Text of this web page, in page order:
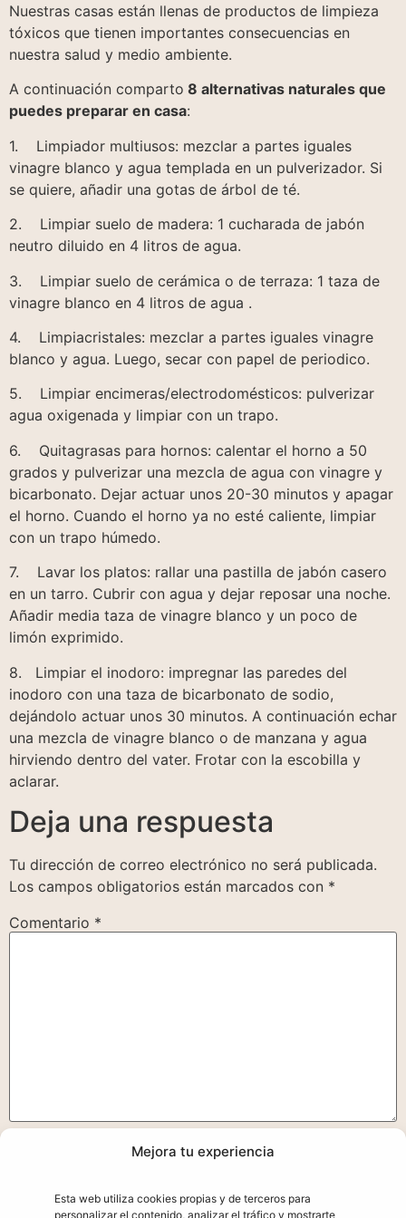
Mejora tu experiencia
Esta web utiliza cookies propias y de terceros para
personalizar el contenido, analizar el tráfico y mostrarte
Nuestras casas están llenas de productos de limpieza
tóxicos que tienen importantes consecuencias en
nuestra salud y medio ambiente.
A continuación comparto 8 alternativas naturales que
puedes preparar en casa:
1. Limpiador multiusos: mezclar a partes iguales
vinagre blanco y agua templada en un pulverizador. Si
se quiere, añadir una gotas de árbol de té.
2. Limpiar suelo de madera: 1 cucharada de jabón
neutro diluido en 4 litros de agua.
3. Limpiar suelo de cerámica o de terraza: 1 taza de
vinagre blanco en 4 litros de agua .
4. Limpiacristales: mezclar a partes iguales vinagre
blanco y agua. Luego, secar con papel de periodico.
5. Limpiar encimeras/electrodomésticos: pulverizar
agua oxigenada y limpiar con un trapo.
6. Quitagrasas para hornos: calentar el horno a 50
grados y pulverizar una mezcla de agua con vinagre y
bicarbonato. Dejar actuar unos 20-30 minutos y apagar
el horno. Cuando el horno ya no esté caliente, limpiar
con un trapo húmedo.
7. Lavar los platos: rallar una pastilla de jabón casero
en un tarro. Cubrir con agua y dejar reposar una noche.
Añadir media taza de vinagre blanco y un poco de
limón exprimido.
8. Limpiar el inodoro: impregnar las paredes del
inodoro con una taza de bicarbonato de sodio,
dejándolo actuar unos 30 minutos. A continuación echar
una mezcla de vinagre blanco o de manzana y agua
hirviendo dentro del vater. Frotar con la escobilla y
aclarar.
Deja una respuesta
Tu dirección de correo electrónico no será publicada.
Los campos obligatorios están marcados con *
Comentario *